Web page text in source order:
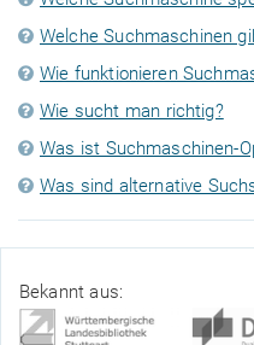
Welche Suchmaschinen
Wie funktionieren
Wie sucht man richtig?
Was ist Suchmaschinen-
Was sind alternative
Bekannt aus: